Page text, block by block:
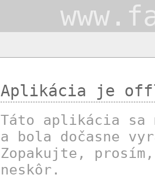
Aplikácia je
Táto aplikácia sa
a bola dočasne
Zopakujte,
neskôr.